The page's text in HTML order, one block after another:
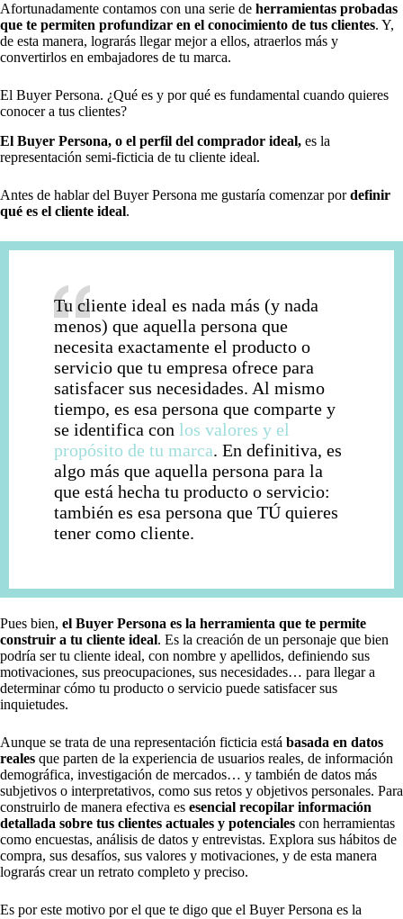
Afortunadamente contamos con una serie de herramientas probadas
que te permiten profundizar en el conocimiento de tus clientes. Y,
de esta manera, lograrás llegar mejor a ellos, atraerlos más y
convertirlos en embajadores de tu marca.
El Buyer Persona. ¿Qué es y por qué es fundamental cuando quieres
conocer a tus clientes?
El Buyer Persona, o el perfil del comprador ideal, es la
representación semi-ficticia de tu cliente ideal.
Antes de hablar del Buyer Persona me gustaría comenzar pordefinir
qué es el cliente ideal.
Tu cliente ideal es nada más (y nada
menos) que aquella persona que
necesita exactamente el producto o
servicio que tu empresa ofrece para
satisfacer sus necesidades. Al mismo
tiempo, es esa persona que comparte y
se identifica con los valores y el
propósito de tu marca. En definitiva, es
algo más que aquella persona para la
que está hecha tu producto o servicio:
también es esa persona que TÚ quieres
tener como cliente.
Pues bien, el Buyer Persona es la herramienta que te permite
construir a tu cliente ideal. Es la creación de un personaje que bien
podría ser tu cliente ideal, con nombre y apellidos, definiendo sus
motivaciones, sus preocupaciones, sus necesidades… para llegar a
determinar cómo tu producto o servicio puede satisfacer sus
inquietudes.
Aunque se trata de una representación ficticia está basada en datos
reales que parten de la experiencia de usuarios reales, de información
demográfica, investigación de mercados… y también de datos más
subjetivos o interpretativos, como sus retos y objetivos personales. Para
construirlo de manera efectiva es esencial recopilar información
detallada sobre tus clientes actuales y potenciales con herramientas
como encuestas, análisis de datos y entrevistas. Explora sus hábitos de
compra, sus desafíos, sus valores y motivaciones, y de esta manera
lograrás crear un retrato completo y preciso.
Es por este motivo por el que te digo que el Buyer Persona es la